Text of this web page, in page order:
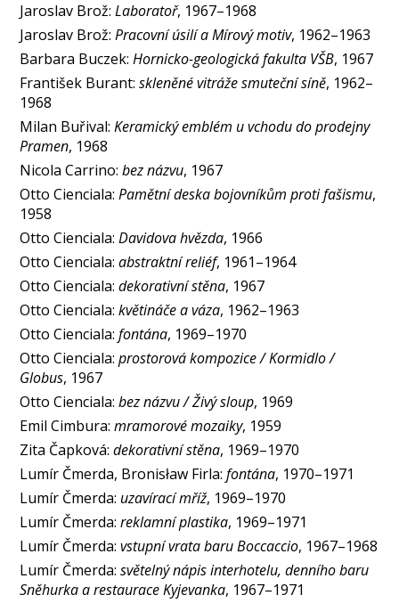
Jaroslav Brož:Laboratoř, 1967–1968
Jaroslav Brož:Pracovní úsilí a Mírový motiv, 1962–1963
Barbara Buczek:Hornicko-geologická fakulta VŠB, 1967
František Burant:skleněné vitráže smuteční síně, 1962–
1968
Milan Buřival:Keramický emblém u vchodu do prodejny
Pramen, 1968
Nicola Carrino:bez názvu, 1967
Otto Cienciala:Pamětní deska bojovníkům proti fašismu,
1958
Otto Cienciala:Davidova hvězda, 1966
Otto Cienciala:abstraktní reliéf, 1961–1964
Otto Cienciala:dekorativní stěna, 1967
Otto Cienciala:květináče a váza, 1962–1963
Otto Cienciala:fontána, 1969–1970
Otto Cienciala:prostorová kompozice / Kormidlo /
Globus, 1967
Otto Cienciala:bez názvu / Živý sloup, 1969
Emil Cimbura:mramorové mozaiky, 1959
Zita Čapková:dekorativní stěna, 1969–1970
Lumír Čmerda, Bronisław Firla:fontána, 1970–1971
Lumír Čmerda: uzavírací mříž, 1969–1970
Lumír Čmerda:reklamní plastika, 1969–1971
Lumír Čmerda:vstupní vrata baru Boccaccio, 1967–1968
Lumír Čmerda:světelný nápis interhotelu, denního baru
Sněhurka a restaurace Kyjevanka, 1967–1971